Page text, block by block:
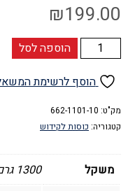
₪199.00
כמות
של
כוס
לקידוש
עם
ומפל
הוספה לסל
הוסף לרשימת
מק"ט: 662-1101-10
קטגוריה: כוסות לקידוש
משקל
1300 גרם